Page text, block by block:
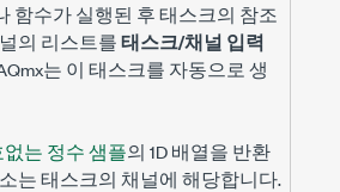
함수가 실행된 후 태스크의 참조
의 리스트를태스크/채널 입력
는 이 태스크를 자동으로 생
는 정수 샘플의 1D 배열을 반환
는 태스크의 채널에 해당합니다.